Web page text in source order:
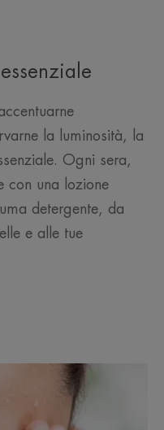
la luminosità, la
Ogni sera,
con una lozione
detergente, da
e alle tue